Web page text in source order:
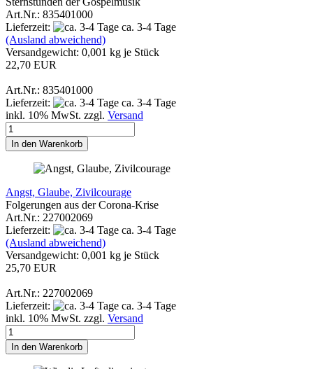
Art.Nr.: 835401000
Lieferzeit:
ca. 3-4 Tage
(Ausland abweichend)
Versandgewicht: 0,001 kg je Stück
22,70 EUR
Art.Nr.: 835401000
Lieferzeit:
ca. 3-4 Tage
inkl. 10% MwSt. zzgl. Versand
In den Warenkorb
Angst, Glaube, Zivilcourage
Folgerungen aus der Corona-Krise
Art.Nr.: 227002069
Lieferzeit:
ca. 3-4 Tage
(Ausland abweichend)
Versandgewicht: 0,001 kg je Stück
25,70 EUR
Art.Nr.: 227002069
Lieferzeit:
ca. 3-4 Tage
inkl. 10% MwSt. zzgl. Versand
In den Warenkorb